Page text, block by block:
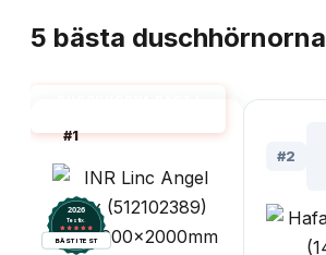
5 bästa duschhörnorna
#1
2026
Testix.
BÄST I TEST
#2